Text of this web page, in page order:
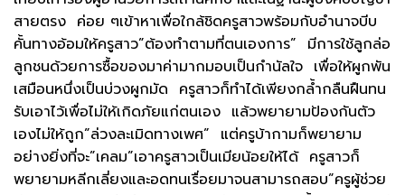
สายตรง ค่อย ๆเข้าหาเพื่อใกล้ชิดครูสาวพร้อมกับอำนาจบีบ
คั้นทางอ้อมให้ครูสาว”ต้องทำตามที่ตนเองการ” มีการใช้ลูกล่อ
ลูกชนด้วยการซื้อของมาค่ามากมอบเป็นกำนัลใจ เพื่อให้ผูกพัน
เสมือนหนึ่งเป็นบ่วงผูกมัด ครูสาวก็ทำได้เพียงกล้ำกลืนฝืนทน
รับเอาไว้เพื่อไม่ให้เกิดภัยแก่ตนเอง แล้วพยายามป้องกันตัว
เองไม่ให้ถูก”ล่วงละเมิดทางเพศ” แต่ครูบ้ากามก็พยายาม
อย่างยิ่งที่จะ”เคลม”เอาครูสาวเป็นเมียน้อยให้ได้ ครูสาวก็
พยายามหลีกเลี่ยงและอดทนเรื่อยมาจนสามารถสอบ”ครูผู้ช่วย